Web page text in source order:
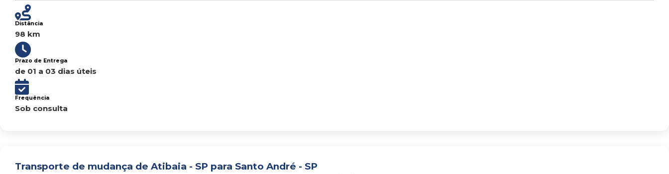
Distância
98 km
Prazo de Entrega
de 01 a 03 dias úteis
Frequência
Sob consulta
Transporte de mudança de Atibaia - SP para Santo André - SP